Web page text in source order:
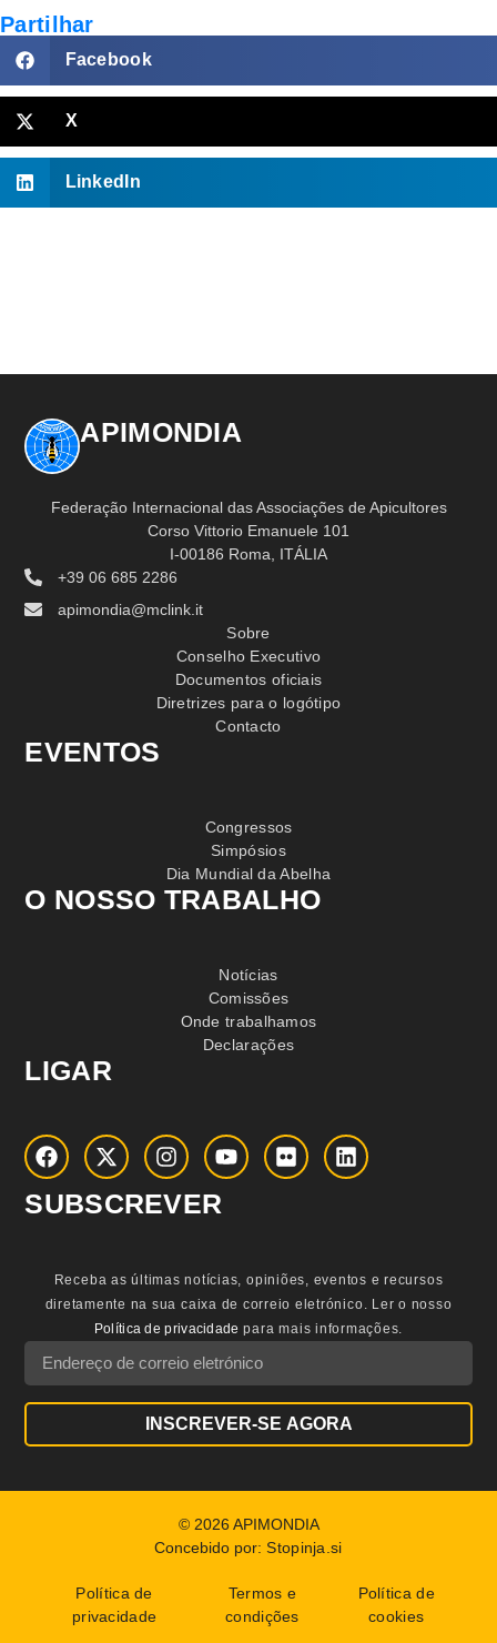
Partilhar
Facebook
X
LinkedIn
APIMONDIA
Federação Internacional das Associações de Apicultores
Corso Vittorio Emanuele 101
I-00186 Roma, ITÁLIA
+39 06 685 2286
apimondia@mclink.it
Sobre
Conselho Executivo
Documentos oficiais
Diretrizes para o logótipo
Contacto
EVENTOS
Congressos
Simpósios
Dia Mundial da Abelha
O NOSSO TRABALHO
Notícias
Comissões
Onde trabalhamos
Declarações
LIGAR
SUBSCREVER
Receba as últimas notícias, opiniões, eventos e recursos
diretamente na sua caixa de correio eletrónico. Ler o nosso
Política de privacidade para mais informações.
INSCREVER-SE AGORA
© 2026 APIMONDIA
Concebido por:Stopinja.si
Política de
privacidade
Termos e
condições
Política de
cookies